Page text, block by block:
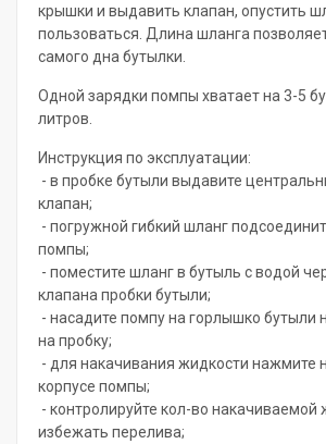
крышки и выдавить клапан, опустить
пользоваться. Длина шланга
самого дна бутылки.
Одной зарядки помпы хватает на 3-5
литров.
Инструкция по эксплуатации:
- в пробке бутыли выдавите
клапан;
- погружной гибкий шланг
помпы;
- поместите шланг в бутыль с водой
клапана пробки бутыли;
- насадите помпу на горлышко бутыли
на пробку;
- для накачивания жидкости нажмите
корпусе помпы;
- контролируйте кол-во накачиваемой
избежать перелива;